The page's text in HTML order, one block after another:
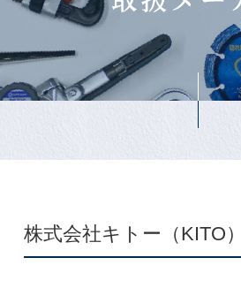
株式会社キトー（KITO）